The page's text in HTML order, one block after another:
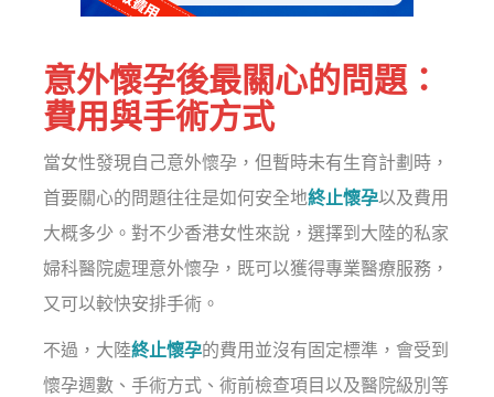
意外懷孕後最關心的問題：
費用與手術方式
當女性發現自己意外懷孕，但暫時未有生育計劃時，
首要關心的問題往往是如何安全地終止懷孕以及費用
大概多少。對不少香港女性來說，選擇到大陸的私家
婦科醫院處理意外懷孕，既可以獲得專業醫療服務，
又可以較快安排手術。
不過，大陸終止懷孕的費用並沒有固定標準，會受到
懷孕週數、手術方式、術前檢查項目以及醫院級別等